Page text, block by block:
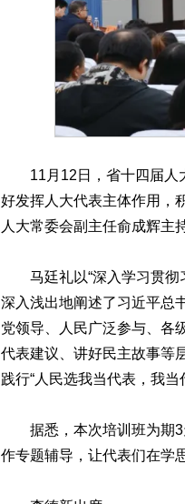
11月12日，省十四届人大
好发挥人大代表主体作用，
人大常委会副主任俞成辉主
马廷礼以“深入学习贯彻习
深入浅出地阐述了习近平总
党领导、人民广泛参与、各
代表建议、讲好民主故事等
践行“人民选我当代表，我当
据悉，本次培训班为期3
作专题辅导，让代表们在学